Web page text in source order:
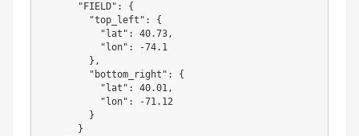
      "FIELD": {
        "top_left": {
          "lat": 40.73,
          "lon": -74.1
        },
        "bottom_right": {
          "lat": 40.01,
          "lon": -71.12
        }
      }